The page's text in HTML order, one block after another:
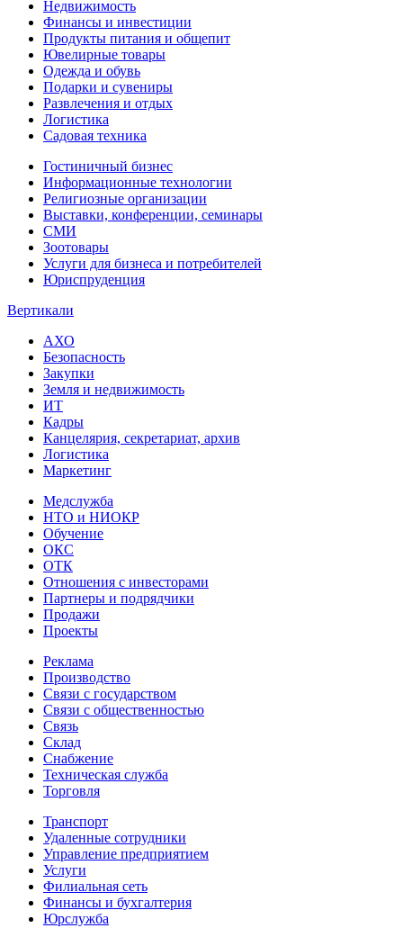
Недвижимость
Финансы и инвестиции
Продукты питания и общепит
Ювелирные товары
Одежда и обувь
Подарки и сувениры
Развлечения и отдых
Логистика
Садовая техника
Гостиничный бизнес
Информационные технологии
Религиозные организации
Выставки, конференции, семинары
СМИ
Зоотовары
Услуги для бизнеса и потребителей
Юриспруденция
Вертикали
АХО
Безопасность
Закупки
Земля и недвижимость
ИТ
Кадры
Канцелярия, секретариат, архив
Логистика
Маркетинг
Медслужба
НТО и НИОКР
Обучение
ОКС
ОТК
Отношения с инвесторами
Партнеры и подрядчики
Продажи
Проекты
Реклама
Производство
Связи с государством
Связи с общественностью
Связь
Склад
Снабжение
Техническая служба
Торговля
Транспорт
Удаленные сотрудники
Управление предприятием
Услуги
Филиальная сеть
Финансы и бухгалтерия
Юрслужба